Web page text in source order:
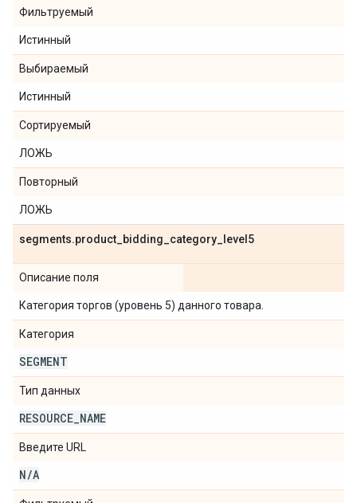
Фильтруемый
Истинный
Выбираемый
Истинный
Сортируемый
ЛОЖЬ
Повторный
ЛОЖЬ
segments.product bidding category level5
Описание поля
Категория торгов (уровень 5) данного товара.
Категория
SEGMENT
Тип данных
RESOURCE NAME
Введите URL
N/A